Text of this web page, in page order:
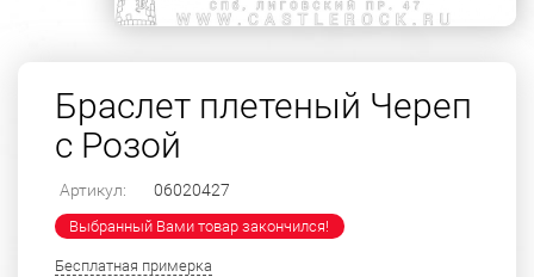
Браслет плетеный Череп
с Розой
Артикул: 06020427
Выбранный Вами товар закончился!
Бесплатная примерка